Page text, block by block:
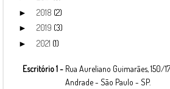
► 2018 (2)
► 2019 (3)
► 2021 (1)
Escritório 1 -Rua Aureliano Guimarães, 150/
Andrade - São Paulo - SP.